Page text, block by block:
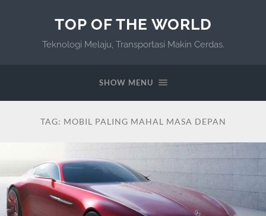
TOP OF THE WORLD
Teknologi Melaju, Transportasi Makin Cerdas.
SHOW MENU
TAG: MOBIL PALING MAHAL MASA DEPAN